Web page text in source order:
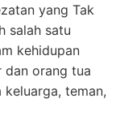
yang Tak
salah satu
kehidupan
dan orang tua
teman,